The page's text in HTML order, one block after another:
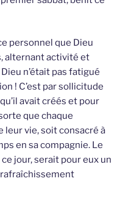
personnel que Dieu
alternant activité et
n’était pas fatigué
! C’est par sollicitude
avait créés et pour
que chaque
leur vie, soit consacré à
en sa compagnie. Le
jour, serait pour eux un